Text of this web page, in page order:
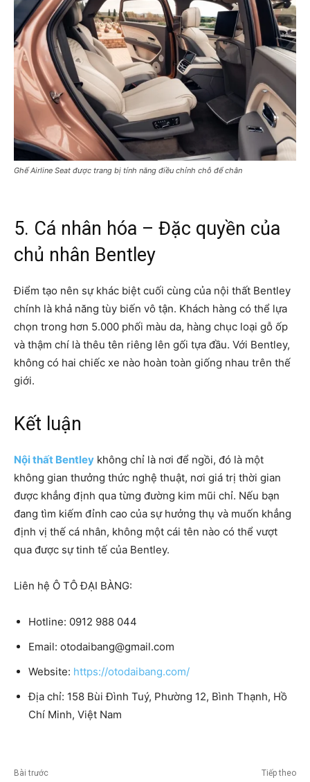
Ghế Airline Seat được trang bị tính năng điều chỉnh chỗ để chân
5. Cá nhân hóa – Đặc quyền của
chủ nhân Bentley
Điểm tạo nên sự khác biệt cuối cùng của nội thất Bentley
chính là khả năng tùy biến vô tận. Khách hàng có thể lựa
chọn trong hơn 5.000 phối màu da, hàng chục loại gỗ ốp
và thậm chí là thêu tên riêng lên gối tựa đầu. Với Bentley,
không có hai chiếc xe nào hoàn toàn giống nhau trên thế
giới.
Kết luận
Nội thất Bentley không chỉ là nơi để ngồi, đó là một
không gian thưởng thức nghệ thuật, nơi giá trị thời gian
được khẳng định qua từng đường kim mũi chỉ. Nếu bạn
đang tìm kiếm đỉnh cao của sự hưởng thụ và muốn khẳng
định vị thế cá nhân, không một cái tên nào có thể vượt
qua được sự tinh tế của Bentley.
Liên hệ Ô TÔ ĐẠI BÀNG:
Hotline: 0912 988 044
Email: otodaibang@gmail.com
Website: https://otodaibang.com/
Địa chỉ: 158 Bùi Đình Tuý, Phường 12, Bình Thạnh, Hồ
Chí Minh, Việt Nam
Bài trước Tiếp theo